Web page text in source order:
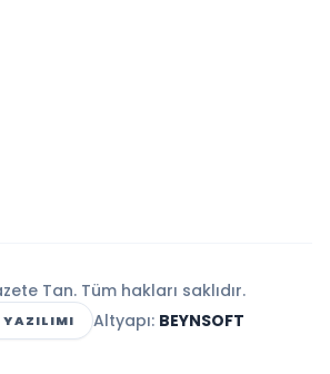
Tan. Tüm hakları saklıdır.
YAZILIMI Altyapı: BEYNSOFT